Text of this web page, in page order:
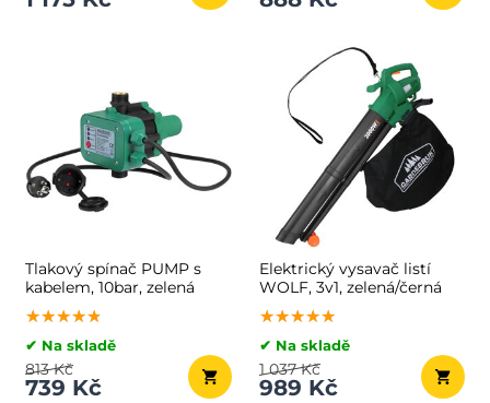
Tlakový spínač PUMP s
kabelem, 10bar, zelená
★★★★★
★★★★★
★★★★★
✔ Na skladě
739 Kč
813 Kč
Elektrický vysavač listí
WOLF, 3v1, zelená/černá
★★★★★
★★★★★
★★★★★
✔ Na skladě
989 Kč
1 037 Kč